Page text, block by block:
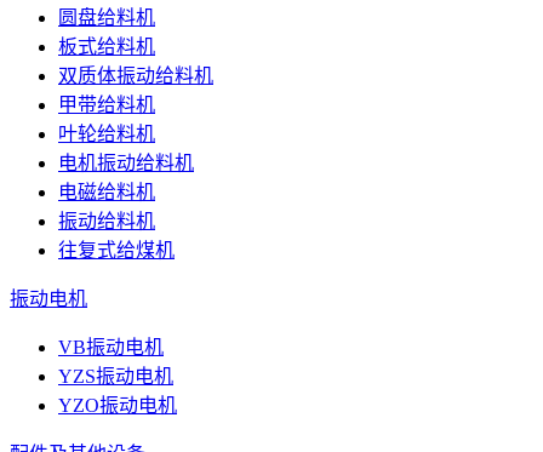
圆盘给料机
板式给料机
双质体振动给料机
甲带给料机
叶轮给料机
电机振动给料机
电磁给料机
振动给料机
往复式给煤机
振动电机
VB振动电机
YZS振动电机
YZO振动电机